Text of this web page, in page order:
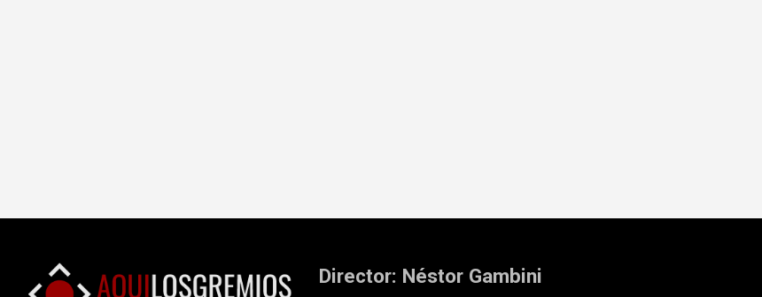
Director: Néstor Gambini